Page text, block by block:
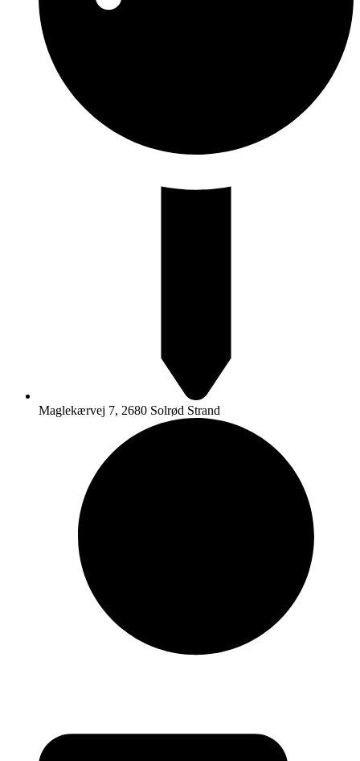
Maglekærvej 7, 2680 Solrød Strand